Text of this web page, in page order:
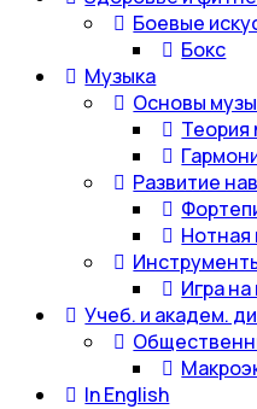
Боевые
Бокс
Музыка
Основы
Теория
Развитие
Нотная
Игра на
Учеб. и академ.
In English